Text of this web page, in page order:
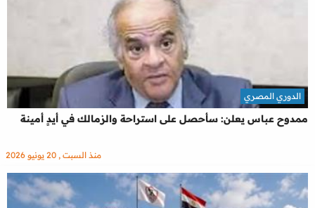
ممدوح عباس يعلن: سأحصل على استراحة والزمالك في أيدٍ أمينة
الدوري المصري
منذ السبت , 20 يونيو 2026